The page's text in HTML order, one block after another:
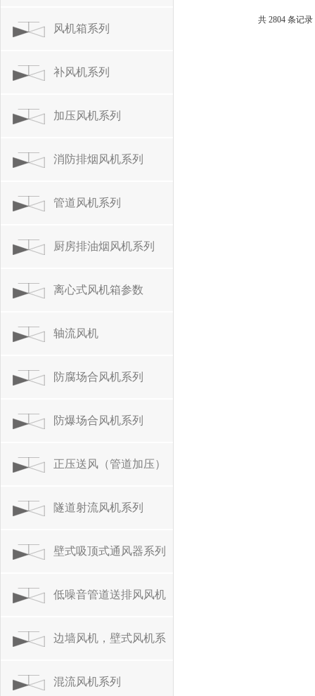
风机箱系列
补风机系列
加压风机系列
消防排烟风机系列
管道风机系列
厨房排油烟风机系列
离心式风机箱参数
轴流风机
防腐场合风机系列
防爆场合风机系列
正压送风（管道加压）
风机系列
隧道射流风机系列
壁式吸顶式通风器系列
低噪音管道送排风风机
系列
边墙风机，壁式风机系
列
混流风机系列
共 2804 条记